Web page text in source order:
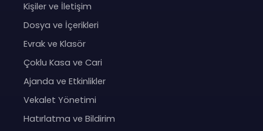
Kişiler ve İletişim
Dosya ve İçerikleri
Evrak ve Klasör
Çoklu Kasa ve Cari
Ajanda ve Etkinlikler
Vekalet Yönetimi
Hatırlatma ve Bildirim